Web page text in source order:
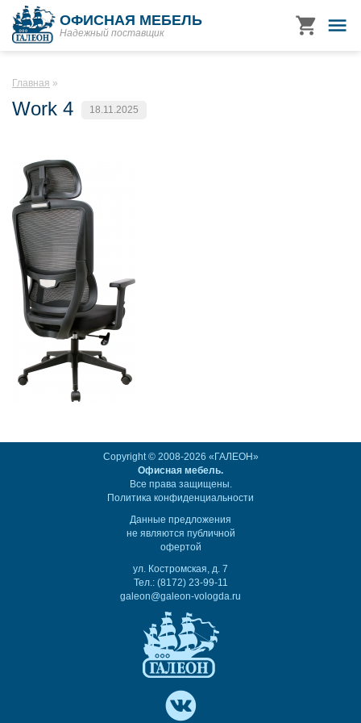
ОФИСНАЯ МЕБЕЛЬ
Надежный поставщик
Главная
Work 4 18.11.2025
Copyright © 2008-2026 «ГАЛЕОН»
Офисная мебель.
Все права защищены.
Политика конфиденциальности
Данные предложения
не являются публичной
офертой
ул. Костромская, д. 7
Тел.: (8172) 23-99-11
galeon@galeon-vologda.ru